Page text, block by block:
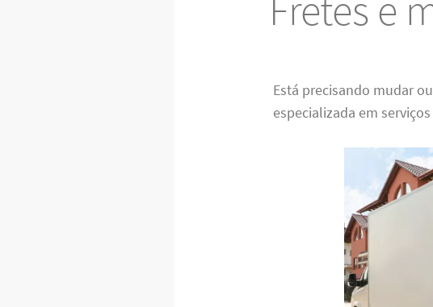
Está precisando mudar
especializada em